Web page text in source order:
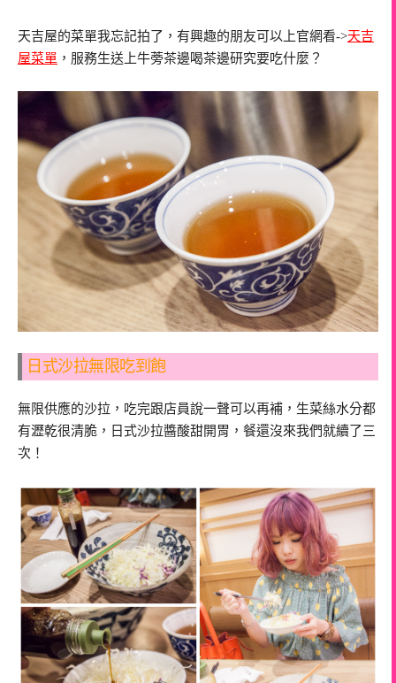
天吉屋的菜單我忘記拍了，有興趣的朋友可以上官網看->天吉
屋菜單 ，服務生送上牛蒡茶邊喝茶邊研究要吃什麼？
日式沙拉無限吃到飽
無限供應的沙拉，吃完跟店員說一聲可以再補，生菜絲水分都
有瀝乾很清脆，日式沙拉醬酸甜開胃，餐還沒來我們就續了三
次！